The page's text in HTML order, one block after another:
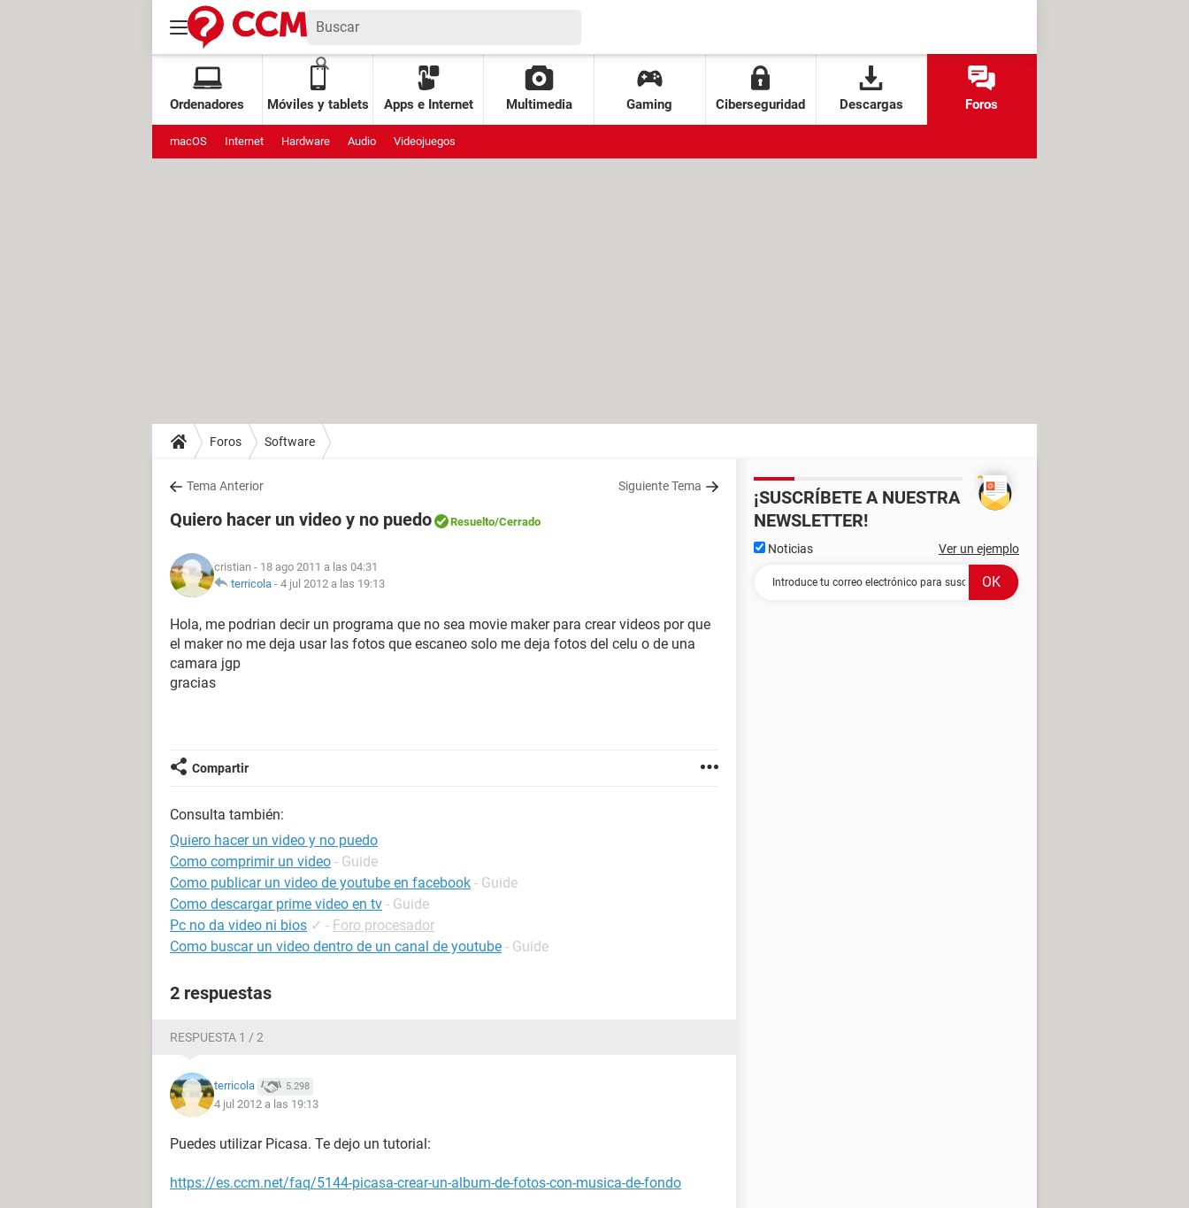
Ordenadores Móviles y tablets Apps e Internet Multimedia Gaming Ciberseguridad Descargas Foros
macOS Internet Hardware Audio Videojuegos
Foros Software
Tema Anterior Siguiente Tema
Quiero hacer un video y no puedo Resuelto/Cerrado
cristian - 18 ago 2011 a las 04:31
terricola - 4 jul 2012 a las 19:13
Hola, me podrian decir un programa que no sea movie maker para crear videos por que
el maker no me deja usar las fotos que escaneo solo me deja fotos del celu o de una
camara jgp
gracias
Compartir
Consulta también:
Quiero hacer un video y no puedo
Como comprimir un video - Guide
Como publicar un video de youtube en facebook - Guide
Como descargar prime video en tv - Guide
Pc no da video ni bios ✓ - Foro procesador
Como buscar un video dentro de un canal de youtube - Guide
2 respuestas
RESPUESTA 1 / 2
terricola 5.298
4 jul 2012 a las 19:13
Puedes utilizar Picasa. Te dejo un tutorial:
https://es.ccm.net/faq/5144-picasa-crear-un-album-de-fotos-con-musica-de-fondo
¡SUSCRÍBETE A NUESTRA
NEWSLETTER!
Noticias Ver un ejemplo